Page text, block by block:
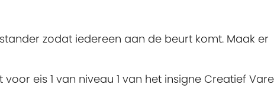
zodat iedereen aan de beurt komt. Maak er
eis 1 van niveau 1 van het insigne Creatief